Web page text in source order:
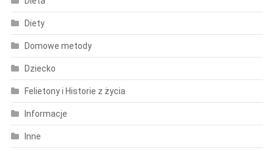
Diety
Domowe metody
Dziecko
Felietony i Historie z życia
Informacje
Inne